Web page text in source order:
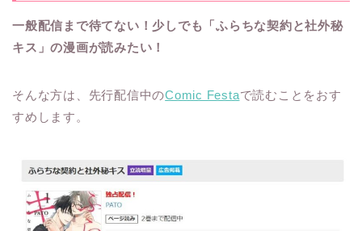
一般配信まで待てない！少しでも「ふらちな契約と社外秘
キス」の漫画が読みたい！
そんな方は、先行配信中のComic Festaで読むことをおす
すめします。